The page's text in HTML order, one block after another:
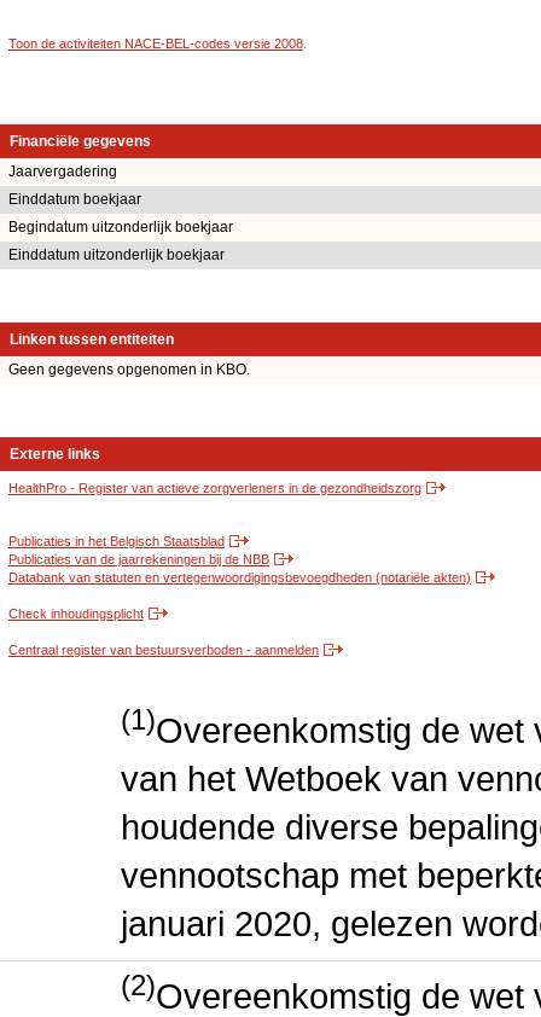
Toon de activiteiten NACE-BEL-codes versie 2008
Financiële gegevens
Jaarvergadering
Einddatum boekjaar
Begindatum uitzonderlijk boekjaar
Einddatum uitzonderlijk boekjaar
Linken tussen entiteiten
Geen gegevens opgenomen in KBO.
Externe links
HealthPro - Register van actieve zorgverleners in de gezondheidszorg
Publicaties in het Belgisch Staatsblad
Publicaties van de jaarrekeningen bij de NBB
Databank van statuten en vertegenwoordigingsbevoegdheden (notariële akten)
Check inhoudingsplicht
Centraal register van bestuursverboden - aanmelden
(1)Overeenkomstig de wet
van het Wetboek van
houdende diverse
vennootschap met
januari 2020, gelezen
(2)Overeenkomstig de wet